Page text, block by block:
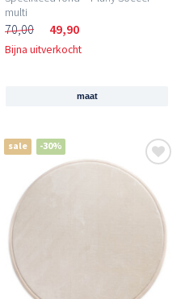
multi
70,00 49,90
Bijna uitverkocht
maat
sale -30%